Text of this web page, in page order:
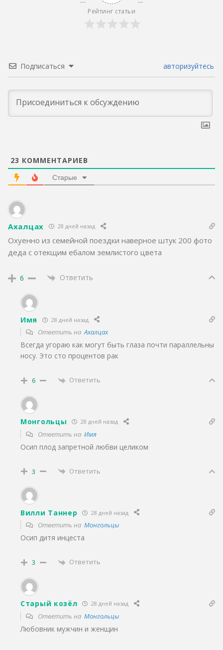
Рейтинг статьи
Подписаться авторизуйтесь
23 КОММЕНТАРИЕВ
Старые
Ахалцах 28 дней назад
Охуенно из семейной поездки наверное штук 200 фото
деда с отекщим ебалом землистого цвета
6 Ответить
Имя 28 дней назад
Ответить наАхалцах
Всегда угораю как могут быть глаза почти параллельны
носу. Это сто процентов рак
6 Ответить
Монгольцы 28 дней назад
Ответить на Имя
Осип плод запретной любви целиком
3 Ответить
Вилли Таннер 28 дней назад
Ответить на Монгольцы
Осип дитя инцеста
3 Ответить
Старый козёл 28 дней назад
Ответить на Монгольцы
Любовник мужчин и женщин